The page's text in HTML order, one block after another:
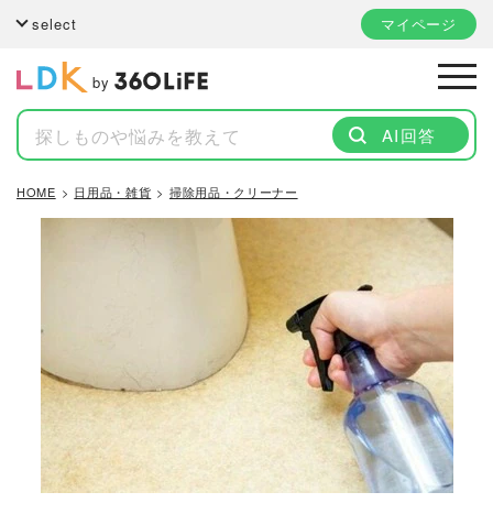
select マイページ
by
AI回答
HOME 日用品・雑貨 掃除用品・クリーナー